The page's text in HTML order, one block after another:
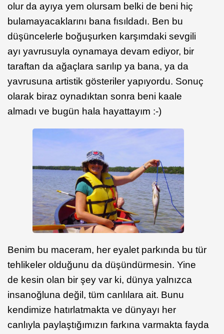
olur da ayıya yem olursam belki de beni hiç
bulamayacaklarını bana fısıldadı. Ben bu
düşüncelerle boğuşurken karşımdaki sevgili
ayı yavrusuyla oynamaya devam ediyor, bir
taraftan da ağaçlara sarılıp ya bana, ya da
yavrusuna artistik gösteriler yapıyordu. Sonuç
olarak biraz oynadıktan sonra beni kaale
almadı ve bugün hala hayattayım :-)
Benim bu maceram, her eyalet parkında bu tür
tehlikeler olduğunu da düşündürmesin. Yine
de kesin olan bir şey var ki, dünya yalnızca
insanoğluna değil, tüm canlılara ait. Bunu
kendimize hatırlatmakta ve dünyayı her
canlıyla paylaştığımızın farkına varmakta fayda